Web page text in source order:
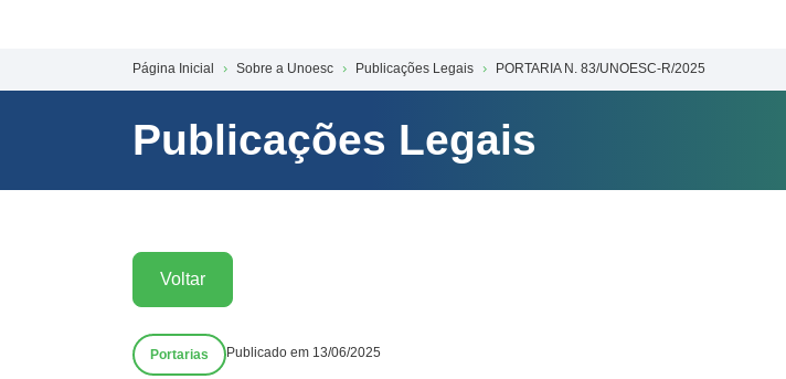
Página Inicial Sobre a Unoesc Publicações Legais PORTARIA N. 83/UNOESC-R/2025
Publicações Legais
Voltar
Portarias Publicado em 13/06/2025